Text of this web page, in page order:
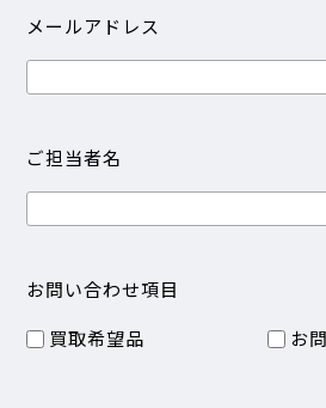
メールアドレス
ご担当者名
お問い合わせ項目
買取希望品
お